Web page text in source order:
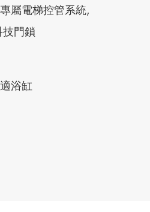
屬電梯控管系統
門鎖
浴缸